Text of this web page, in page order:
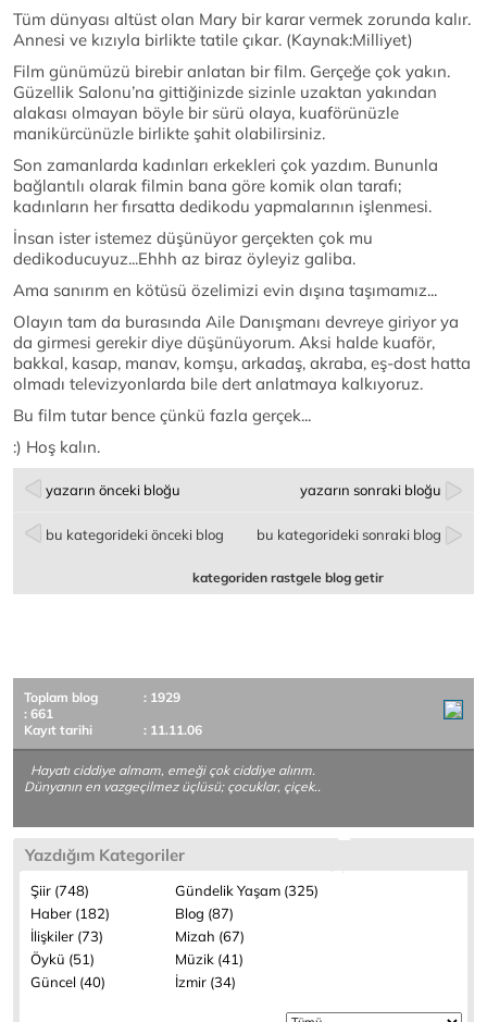
Tüm dünyası altüst olan Mary bir karar vermek zorunda kalır.
Annesi ve kızıyla birlikte tatile çıkar. (Kaynak:Milliyet)
Film günümüzü birebir anlatan bir film. Gerçeğe çok yakın.
Güzellik Salonu’na gittiğinizde sizinle uzaktan yakından
alakası olmayan böyle bir sürü olaya, kuaförünüzle
manikürcünüzle birlikte şahit olabilirsiniz.
Son zamanlarda kadınları erkekleri çok yazdım. Bununla
bağlantılı olarak filmin bana göre komik olan tarafı;
kadınların her fırsatta dedikodu yapmalarının işlenmesi.
İnsan ister istemez düşünüyor gerçekten çok mu
dedikoducuyuz...Ehhh az biraz öyleyiz galiba.
Ama sanırım en kötüsü özelimizi evin dışına taşımamız...
Olayın tam da burasında Aile Danışmanı devreye giriyor ya
da girmesi gerekir diye düşünüyorum. Aksi halde kuaför,
bakkal, kasap, manav, komşu, arkadaş, akraba, eş-dost hatta
olmadı televizyonlarda bile dert anlatmaya kalkıyoruz.
Bu film tutar bence çünkü fazla gerçek...
:) Hoş kalın.
yazarın önceki bloğu yazarın sonraki bloğu
bu kategorideki önceki blog bu kategorideki sonraki blog
kategoriden rastgele blog getir
Toplam blog
: 1929
: 661
Kayıt tarihi
: 11.11.06
Hayatı ciddiye almam, emeği çok ciddiye alırım.
Dünyanın en vazgeçilmez üçlüsü; çocuklar, çiçek..
Yazdığım Kategoriler
Şiir (748)
Gündelik Yaşam (325)
Haber (182)
Blog (87)
İlişkiler (73)
Mizah (67)
Öykü (51)
Müzik (41)
Güncel (40)
İzmir (34)